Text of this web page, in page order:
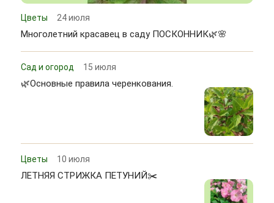
Цветы 24 июля
Многолетний красавец в саду ПОСКОННИК🌿🌸
Сад и огород 15 июля
🌿Основные правила черенкования.
Цветы 10 июля
ЛЕТНЯЯ СТРИЖКА ПЕТУНИЙ✂️